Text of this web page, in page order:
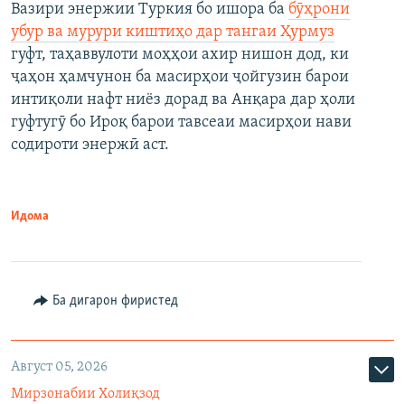
Вазири энержии Туркия бо ишора ба бӯҳрони
убур ва мурури киштиҳо дар тангаи Ҳурмуз
гуфт, таҳаввулоти моҳҳои ахир нишон дод, ки
ҷаҳон ҳамчунон ба масирҳои ҷойгузин барои
интиқоли нафт ниёз дорад ва Анқара дар ҳоли
гуфтугӯ бо Ироқ барои тавсеаи масирҳои нави
содироти энержӣ аст.
Идома
Ба дигарон фиристед
Август 05, 2026
Мирзонабии Холиқзод